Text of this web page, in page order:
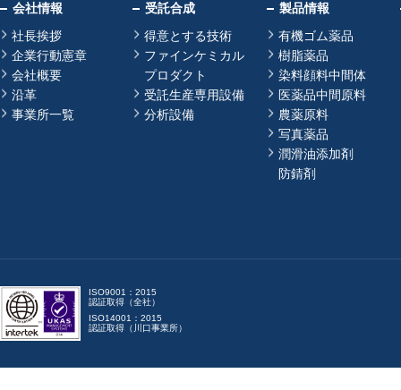
会社情報
社長挨拶
企業行動憲章
会社概要
沿革
事業所一覧
受託合成
得意とする技術
ファインケミカル
プロダクト
受託生産専用設備
分析設備
製品情報
有機ゴム薬品
樹脂薬品
染料顔料中間体
医薬品中間原料
農薬原料
写真薬品
潤滑油添加剤
防錆剤
ISO9001：2015
認証取得（全社）
ISO14001：2015
認証取得（川口事業所）